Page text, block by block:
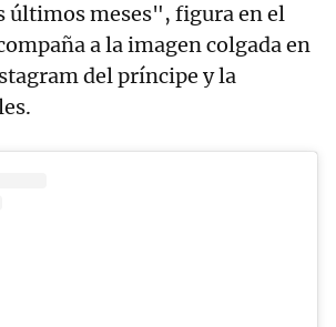
últimos meses", figura en el
a la imagen colgada en
del príncipe y la